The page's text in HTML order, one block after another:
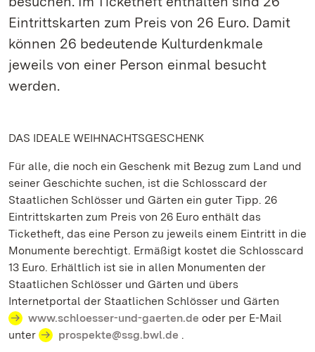
Eintrittskarten zum Preis von 26 Euro. Damit
können 26 bedeutende Kulturdenkmale
jeweils von einer Person einmal besucht
werden.
DAS IDEALE WEIHNACHTSGESCHENK
Für alle, die noch ein Geschenk mit Bezug zum Land und
seiner Geschichte suchen, ist die Schlosscard der
Staatlichen Schlösser und Gärten ein guter Tipp. 26
Eintrittskarten zum Preis von 26 Euro enthält das
Ticketheft, das eine Person zu jeweils einem Eintritt in die
Monumente berechtigt. Ermäßigt kostet die Schlosscard
13 Euro. Erhältlich ist sie in allen Monumenten der
Staatlichen Schlösser und Gärten und übers
Internetportal der Staatlichen Schlösser und Gärten
www.schloesser-und-gaerten.de oder per E-Mail
unter
prospekte@ssg.bwl.de .